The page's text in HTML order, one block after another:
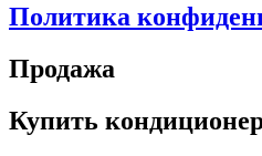
Политика
Продажа
Купить